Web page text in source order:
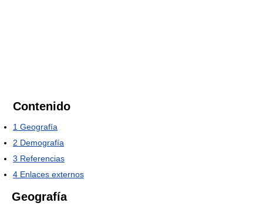
Contenido
1 Geografía
2 Demografía
3 Referencias
4 Enlaces externos
Geografía